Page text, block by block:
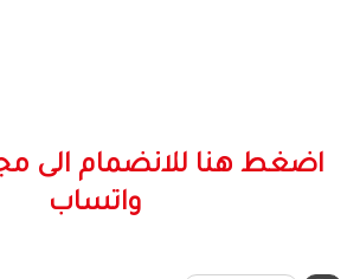
اضغط هنا للانضمام الى
واتساب